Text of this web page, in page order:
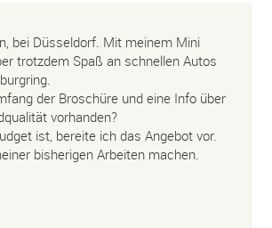
bei Düsseldorf. Mit meinem Mini
trotzdem Spaß an schnellen Autos
der Broschüre und eine Info über
vorhanden?
ist, bereite ich das Angebot vor.
bisherigen Arbeiten machen.